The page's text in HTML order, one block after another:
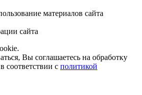
материалов сайта
сайта
Вы соглашаетесь на обработку
соответствии с политикой